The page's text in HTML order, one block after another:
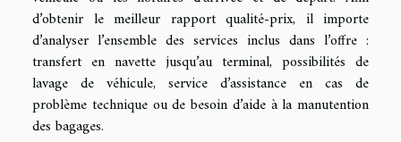
d’obtenir le meilleur rapport qualité-prix, il importe
d’analyser l’ensemble des services inclus dans l’offre :
transfert en navette jusqu’au terminal, possibilités de
lavage de véhicule, service d’assistance en cas de
problème technique ou de besoin d’aide à la manutention
des bagages.